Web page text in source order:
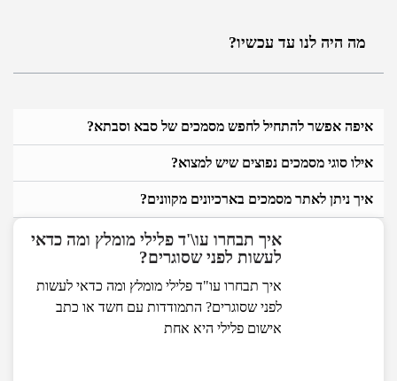
מה היה לנו עד עכשיו?
אפשר להתחיל לחפש מסמכים של סבא וסבתא?
סוגי מסמכים נפוצים שיש למצוא?
ניתן לאתר מסמכים בארכיונים מקוונים?
איך תבחרו עו\'ד פלילי מומלץ ומה כדאי
לעשות לפני שסוגרים?
איך תבחרו עו"ד פלילי מומלץ ומה כדאי לעשות
לפני שסוגרים? התמודדות עם חשד או כתב
אישום פלילי היא אחת